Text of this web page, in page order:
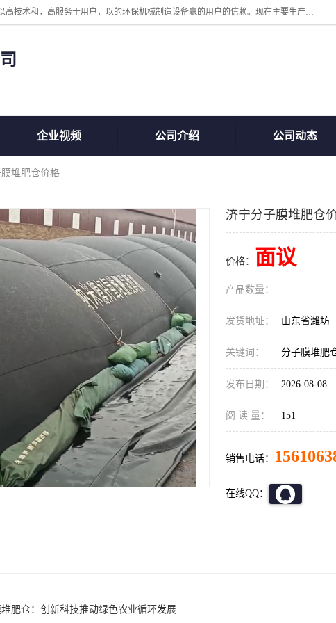
诸城汇泽机械有限公司是一家高新技术设备制造企业。公司坚持以高技术和，高服务于用户，以的环保机械制造设备赢的用户的信赖。现在主要生产死亡畜禽无害化处理和立式和卧式有机肥设备，搅拌机，烘干机，高温发酵机等。污水处理设备，固液分离机。气浮机，化制机等。公司秉承品质，用户至上，科技创新的经营理。
企业视频 公司介绍 公司动态
堆肥仓价格
济宁分子膜堆肥仓
价格： 面议
产品数量：
发货地址： 山东省潍坊
关键词： 分子膜堆肥
发布日期： 2026-08-08
阅 读 量： 151
销售电话：
在线QQ：
肥仓：创新科技推动绿色农业循环发展